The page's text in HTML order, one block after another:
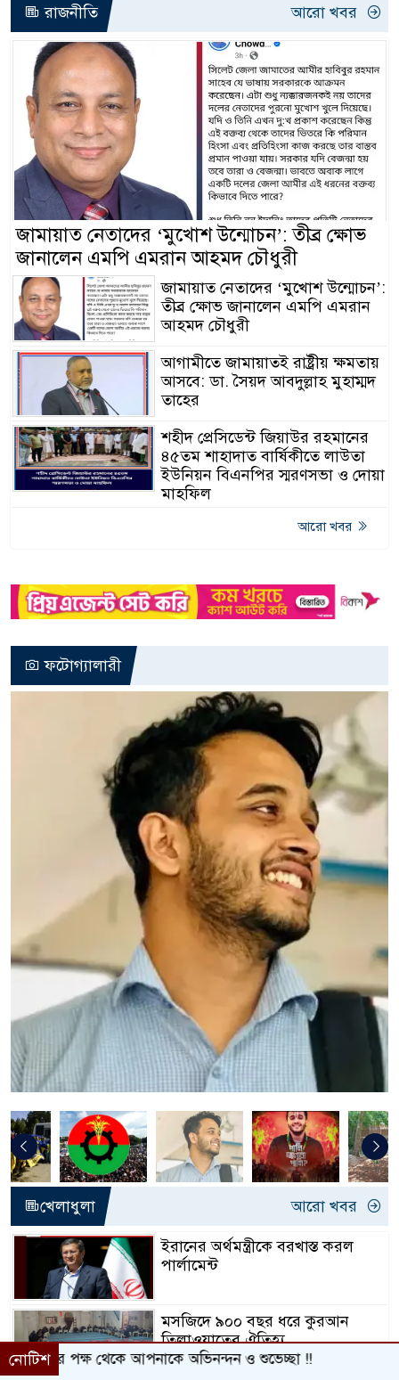
রাজনীতি আরো খবর
জামায়াত নেতাদের ‘মুখোশ উন্মোচন’: তীব্র ক্ষোভ
জানালেন এমপি এমরান আহমদ চৌধুরী
জামায়াত নেতাদের ‘মুখোশ উন্মোচন’:
তীব্র ক্ষোভ জানালেন এমপি এমরান
আহমদ চৌধুরী
আগামীতে জামায়াতই রাষ্ট্রীয় ক্ষমতায়
আসবে: ডা. সৈয়দ আবদুল্লাহ মুহাম্মদ
তাহের
শহীদ প্রেসিডেন্ট জিয়াউর রহমানের
৪৫তম শাহাদাত বার্ষিকীতে লাউতা
ইউনিয়ন বিএনপির স্মরণসভা ও দোয়া
মাহফিল
আরো খবর
ফটোগ্যালারী
খেলাধুলা আরো খবর
ইরানের অর্থমন্ত্রীকে বরখাস্ত করল
পার্লামেন্ট
মসজিদে ৯০০ বছর ধরে কুরআন
তিলাওয়াতের ঐতিহ্য
নোটিশ অভিনন্দন ও শুভেচ্ছা !!